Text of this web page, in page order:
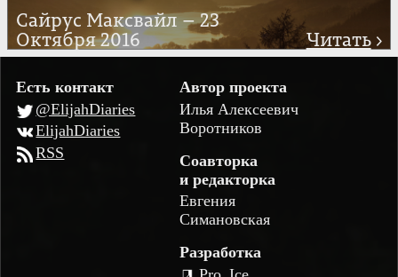
Сайрус Максвайл — 23
Октября 2016
Читать›
Есть контакт
@ElijahDiaries
ElijahDiaries
RSS
Автор проекта
Илья Алексеевич
Воротников
Соавторка
и редакторка
Евгения
Симановская
Разработка